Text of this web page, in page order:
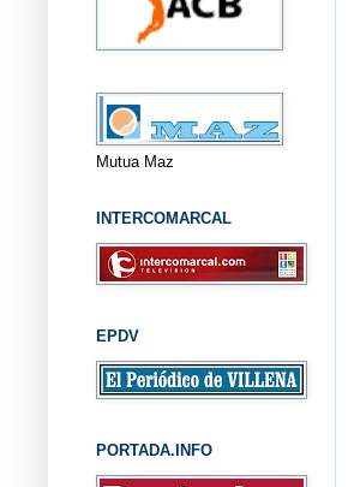
Mutua Maz
INTERCOMARCAL
EPDV
PORTADA.INFO